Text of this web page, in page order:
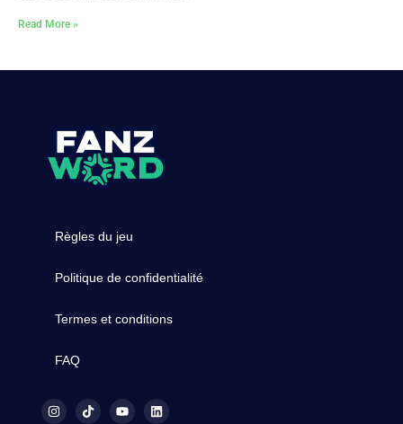
Read More »
Règles du jeu
Politique de confidentialité
Termes et conditions
FAQ